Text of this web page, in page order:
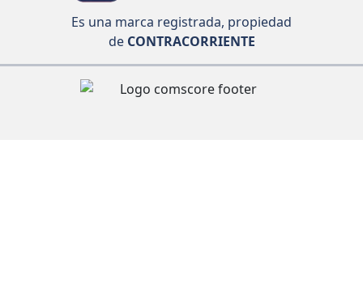
Es una marca registrada, propiedad
deCONTRACORRIENTE